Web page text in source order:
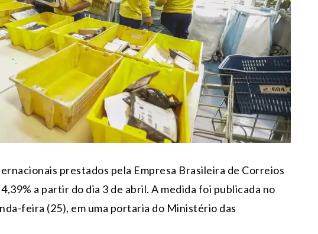
prestados pela Empresa Brasileira de Correios
a partir do dia 3 de abril. A medida foi publicada no
feira (25), em uma portaria do Ministério das